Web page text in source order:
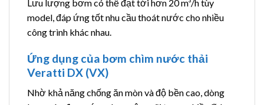
Lưu lượng bơm có thể đạt tới hơn 20 m³/h tùy
model, đáp ứng tốt nhu cầu thoát nước cho nhiều
công trình khác nhau.
Ứng dụng của bơm chìm nước thải
Veratti DX (VX)
Nhờ khả năng chống ăn mòn và độ bền cao, dòng